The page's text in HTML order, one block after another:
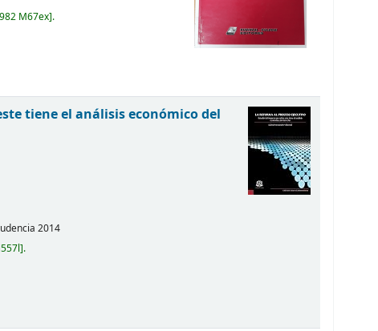
M67ex .
tiene el análisis económico del
2014
.